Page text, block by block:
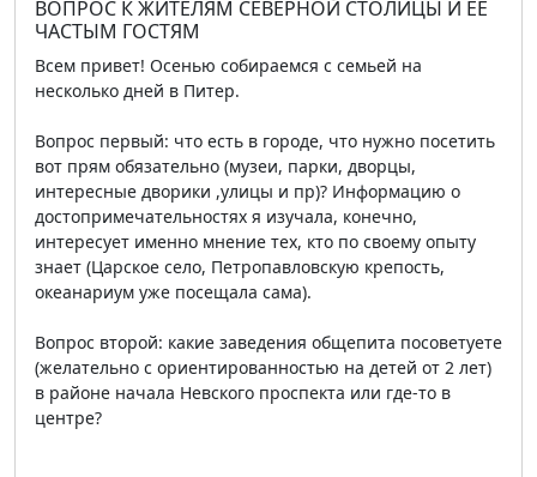
ВОПРОС К ЖИТЕЛЯМ СЕВЕРНОЙ СТОЛИЦЫ И ЕЕ
ЧАСТЫМ ГОСТЯМ
Всем привет! Осенью собираемся с семьей на
несколько дней в Питер.
Вопрос первый: что есть в городе, что нужно посетить
вот прям обязательно (музеи, парки, дворцы,
интересные дворики ,улицы и пр)? Информацию о
достопримечательностях я изучала, конечно,
интересует именно мнение тех, кто по своему опыту
знает (Царское село, Петропавловскую крепость,
океанариум уже посещала сама).
Вопрос второй: какие заведения общепита посоветуете
(желательно с ориентированностью на детей от 2 лет)
в районе начала Невского проспекта или где-то в
центре?